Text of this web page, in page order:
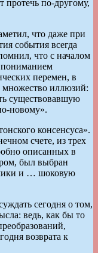
протечь по-другому,
что даже при
события всегда
что с началом
пониманием
перемен, в
множество иллюзий:
существовавшую
новому».
консенсуса».
счете, из трех
описанных в
был выбран
и … шоковую
сегодня о том,
ведь, как бы то
возврата к